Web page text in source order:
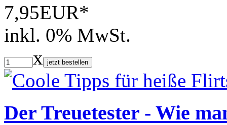
7,95EUR*
inkl. 0% MwSt.
x jetzt bestellen
Der Treuetester - Wie